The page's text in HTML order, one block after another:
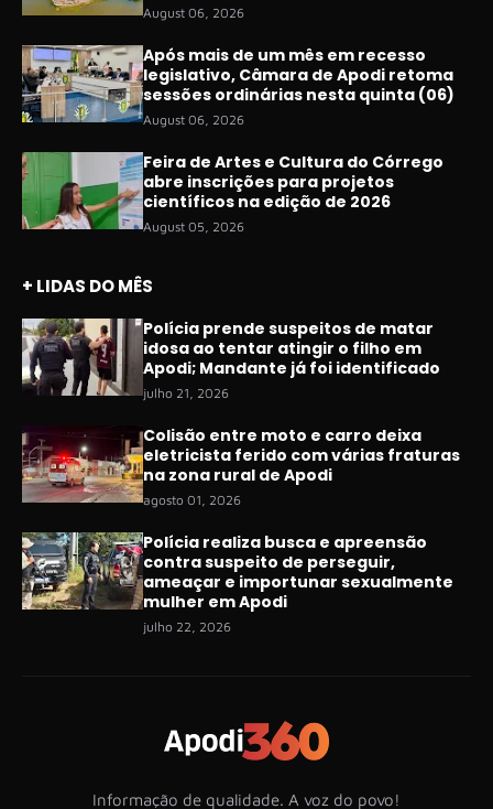
August 06, 2026
Após mais de um mês em recesso
legislativo, Câmara de Apodi retoma
sessões ordinárias nesta quinta (06)
August 06, 2026
Feira de Artes e Cultura do Córrego
abre inscrições para projetos
científicos na edição de 2026
August 05, 2026
+ LIDAS DO MÊS
Polícia prende suspeitos de matar
idosa ao tentar atingir o filho em
Apodi; Mandante já foi identificado
julho 21, 2026
Colisão entre moto e carro deixa
eletricista ferido com várias fraturas
na zona rural de Apodi
agosto 01, 2026
Polícia realiza busca e apreensão
contra suspeito de perseguir,
ameaçar e importunar sexualmente
mulher em Apodi
julho 22, 2026
Informação de qualidade. A voz do povo!